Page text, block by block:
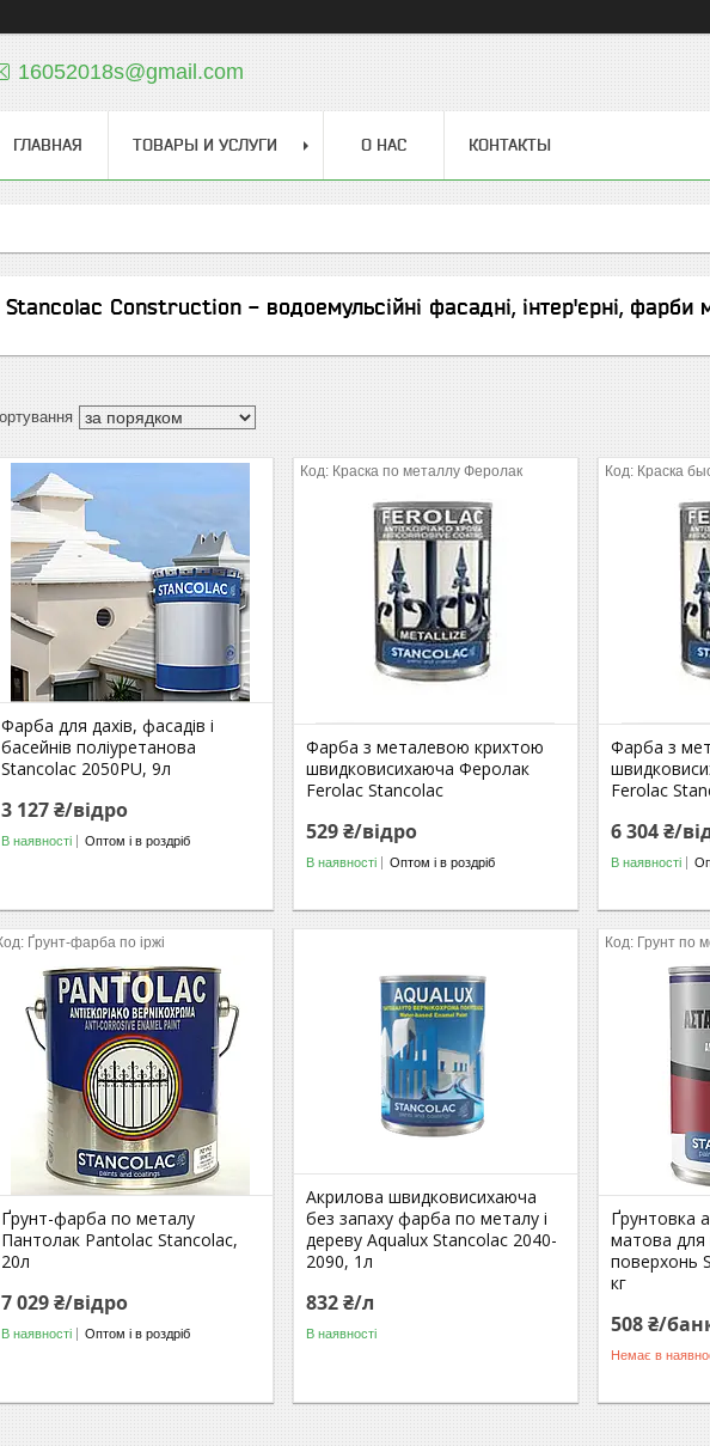
16052018s@gmail.com
ГЛАВНАЯ ТОВАРЫ И УСЛУГИ О НАС КОНТАКТЫ
Stancolac Construction - водоемульсійні фасадні, інтер'єрні, фарби
Фарба для дахів, фасадів і
басейнів поліуретанова
Stancolac 2050PU, 9л
3 127 ₴/відро
В наявності Оптом і в роздріб
Краска по металлу Феролак
Фарба з металевою крихтою
швидковисихаюча Феролак
Ferolac Stancolac
529 ₴/відро
В наявності Оптом і в роздріб
Краска
Фарба з
Ferolac
6 304 ₴/
В наявності
Ґрунт-фарба по іржі
Ґрунт-фарба по металу
Пантолак Pantolac Stancolac,
20л
7 029 ₴/відро
В наявності Оптом і в роздріб
Акрилова швидковисихаюча
без запаху фарба по металу і
дереву Aqualux Stancolac 2040-
2090, 1л
832 ₴/л
В наявності
Грунт по
Ґрунтовка
матова для
поверхонь
кг
508 ₴/
Немає в